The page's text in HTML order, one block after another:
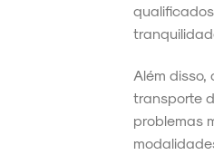
Além disso,
transporte
problemas